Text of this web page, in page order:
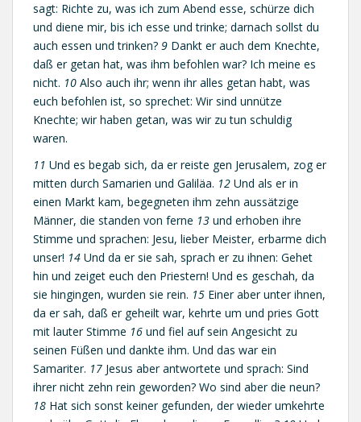
sagt: Richte zu, was ich zum Abend esse, schürze dich
und diene mir, bis ich esse und trinke; darnach sollst du
auch essen und trinken? 9 Dankt er auch dem Knechte,
daß er getan hat, was ihm befohlen war? Ich meine es
nicht. 10 Also auch ihr; wenn ihr alles getan habt, was
euch befohlen ist, so sprechet: Wir sind unnütze
Knechte; wir haben getan, was wir zu tun schuldig
waren.
11 Und es begab sich, da er reiste gen Jerusalem, zog er
mitten durch Samarien und Galiläa. 12 Und als er in
einen Markt kam, begegneten ihm zehn aussätzige
Männer, die standen von ferne 13 und erhoben ihre
Stimme und sprachen: Jesu, lieber Meister, erbarme dich
unser! 14 Und da er sie sah, sprach er zu ihnen: Gehet
hin und zeiget euch den Priestern! Und es geschah, da
sie hingingen, wurden sie rein. 15 Einer aber unter ihnen,
da er sah, daß er geheilt war, kehrte um und pries Gott
mit lauter Stimme 16 und fiel auf sein Angesicht zu
seinen Füßen und dankte ihm. Und das war ein
Samariter. 17 Jesus aber antwortete und sprach: Sind
ihrer nicht zehn rein geworden? Wo sind aber die neun?
18 Hat sich sonst keiner gefunden, der wieder umkehrte